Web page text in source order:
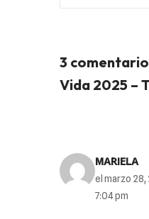
3
Vida 2025 –
MARIELA
el marzo 28,
7:04 pm